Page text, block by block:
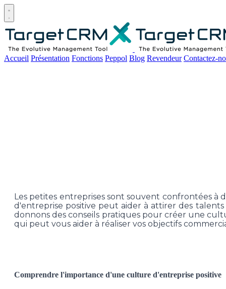
Open main menu
Accueil Présentation Fonctions Peppol Blog Revendeur Contactez-
Les petites entreprises sont souvent confrontées
d'entreprise positive peut aider à attirer des
donnons des conseils pratiques pour créer une
qui peut vous aider à réaliser vos objectifs
Comprendre l'importance d'une culture d'entreprise positive